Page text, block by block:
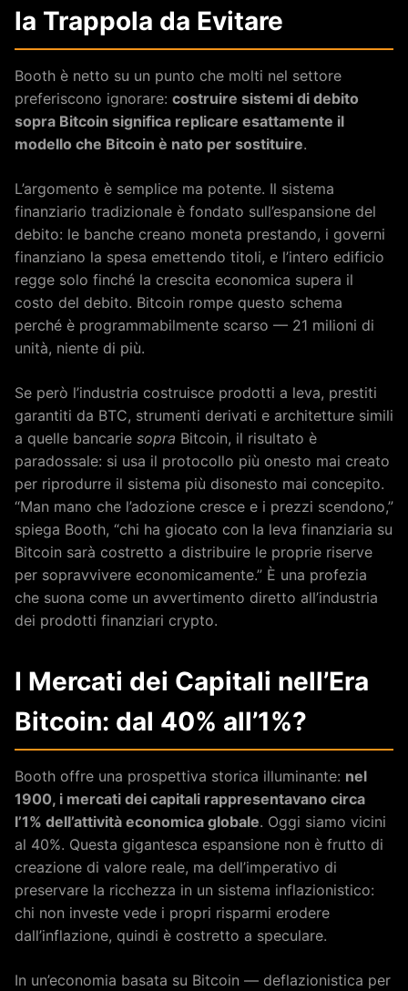
la Trappola da Evitare
Booth è netto su un punto che molti nel settore
preferiscono ignorare: costruire sistemi di debito
sopra Bitcoin significa replicare esattamente il
modello che Bitcoin è nato per sostituire.
L’argomento è semplice ma potente. Il sistema
finanziario tradizionale è fondato sull’espansione del
debito: le banche creano moneta prestando, i governi
finanziano la spesa emettendo titoli, e l’intero edificio
regge solo finché la crescita economica supera il
costo del debito. Bitcoin rompe questo schema
perché è programmabilmente scarso — 21 milioni di
unità, niente di più.
Se però l’industria costruisce prodotti a leva, prestiti
garantiti da BTC, strumenti derivati e architetture simili
a quelle bancarie sopra Bitcoin, il risultato è
paradossale: si usa il protocollo più onesto mai creato
per riprodurre il sistema più disonesto mai concepito.
“Man mano che l’adozione cresce e i prezzi scendono,”
spiega Booth, “chi ha giocato con la leva finanziaria su
Bitcoin sarà costretto a distribuire le proprie riserve
per sopravvivere economicamente.” È una profezia
che suona come un avvertimento diretto all’industria
dei prodotti finanziari crypto.
I Mercati dei Capitali nell’Era
Bitcoin: dal 40% all’1%?
Booth offre una prospettiva storica illuminante: nel
1900, i mercati dei capitali rappresentavano circa
l’1% dell’attività economica globale. Oggi siamo vicini
al 40%. Questa gigantesca espansione non è frutto di
creazione di valore reale, ma dell’imperativo di
preservare la ricchezza in un sistema inflazionistico:
chi non investe vede i propri risparmi erodere
dall’inflazione, quindi è costretto a speculare.
In un’economia basata su Bitcoin — deflazionistica per